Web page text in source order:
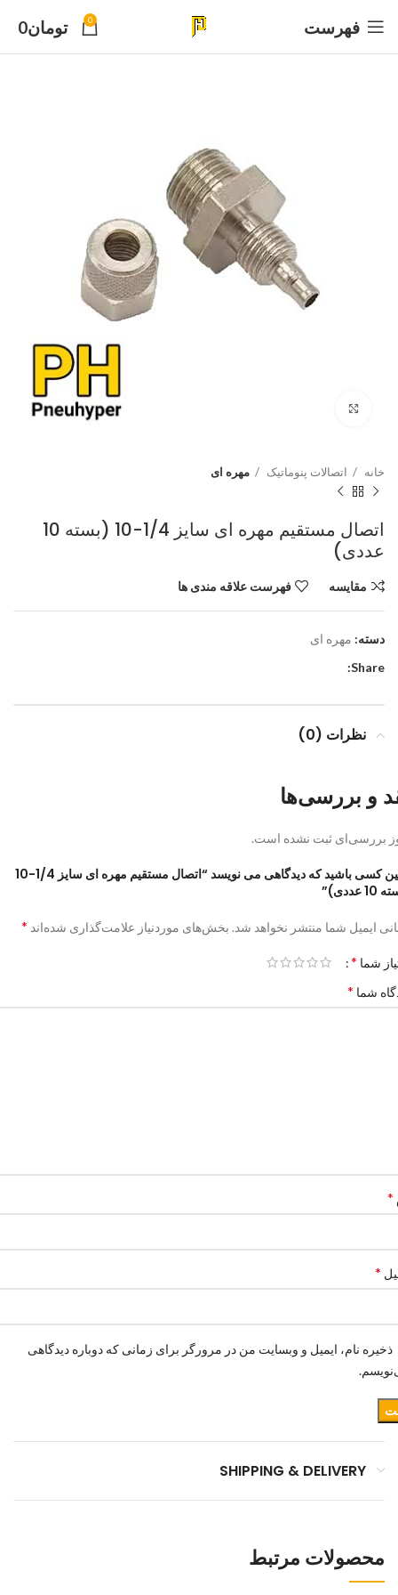
فهرست 0 تومان0
خانه اتصالات پنوماتیک مهره ای
اتصال مستقیم مهره ای سایز 1/4-10 (بسته 10
عددی)
مقایسه فهرست علاقه مندی ها
دسته: مهره ای
Share:
نظرات (0)
و بررسی‌ها
بررسی‌ای ثبت نشده است.
اولین کسی باشید که دیدگاهی می نویسد “اتصال مستقیم مهره ای سایز 1/4-10
عددی)”
ایمیل شما منتشر نخواهد شد. بخش‌های موردنیاز علامت‌گذاری شده‌اند *
شما *
شما *
*
*
ذخیره نام، ایمیل و وبسایت من در مرورگر برای زمانی که دوباره دیدگاهی
SHIPPING & DELIVERY
محصولات مرتبط